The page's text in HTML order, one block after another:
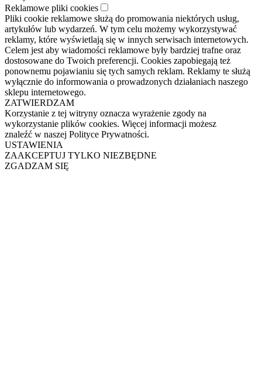
Reklamowe pliki cookies
Pliki cookie reklamowe służą do promowania niektórych usług,
artykułów lub wydarzeń. W tym celu możemy wykorzystywać
reklamy, które wyświetlają się w innych serwisach internetowych.
Celem jest aby wiadomości reklamowe były bardziej trafne oraz
dostosowane do Twoich preferencji. Cookies zapobiegają też
ponownemu pojawianiu się tych samych reklam. Reklamy te służą
wyłącznie do informowania o prowadzonych działaniach naszego
sklepu internetowego.
ZATWIERDZAM
Korzystanie z tej witryny oznacza wyrażenie zgody na
wykorzystanie plików cookies. Więcej informacji możesz
znaleźć w naszej Polityce Prywatności.
USTAWIENIA
ZAAKCEPTUJ TYLKO NIEZBĘDNE
ZGADZAM SIĘ